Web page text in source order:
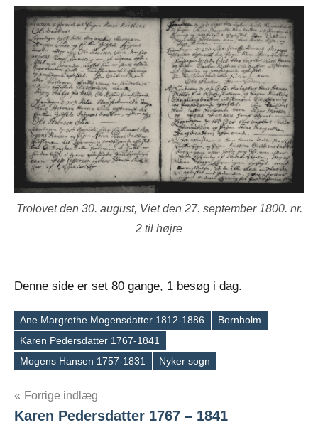
Trolovet den 30. august, Vietden 27. september 1800. nr.
2 til højre
Denne side er set 80 gange, 1 besøg i dag.
Tags
Ane Margrethe Mogensdatter 1812-1886
Bornholm
Karen Pedersdatter 1767-1841
Mogens Hansen 1757-1831
Nyker sogn
Indlægsnavigation
Forrige indlæg
Karen Pedersdatter 1767 – 1841